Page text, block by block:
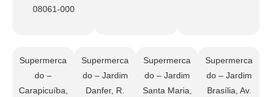
08061-000
Supermerca
do –
Carapicuíba,
Supermerca
do – Jardim
Danfer, R.
Supermerca
do – Jardim
Santa Maria,
Supermerca
do – Jardim
Brasília, Av.